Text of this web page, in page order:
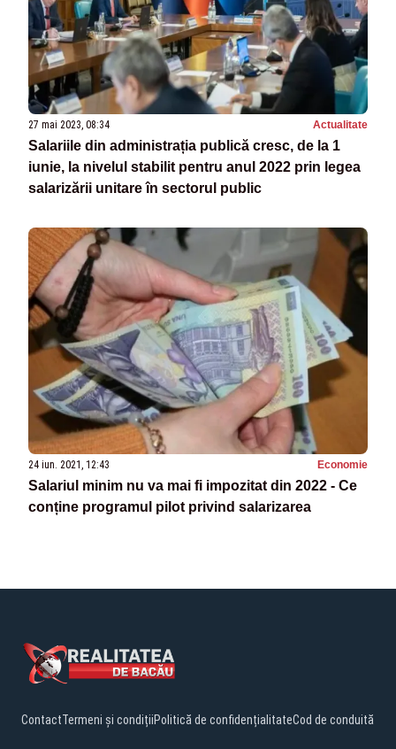
27 mai 2023, 08:34 Actualitate
Salariile din administrația publică cresc, de la 1
iunie, la nivelul stabilit pentru anul 2022 prin legea
salarizării unitare în sectorul public
24 iun. 2021, 12:43 Economie
Salariul minim nu va mai fi impozitat din 2022 - Ce
conține programul pilot privind salarizarea
ContactTermeni și condițiiPolitică de confidențialitateCod de conduită